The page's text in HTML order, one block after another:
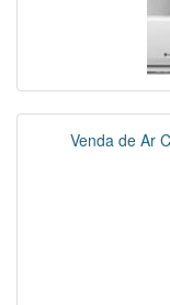
Venda de Ar